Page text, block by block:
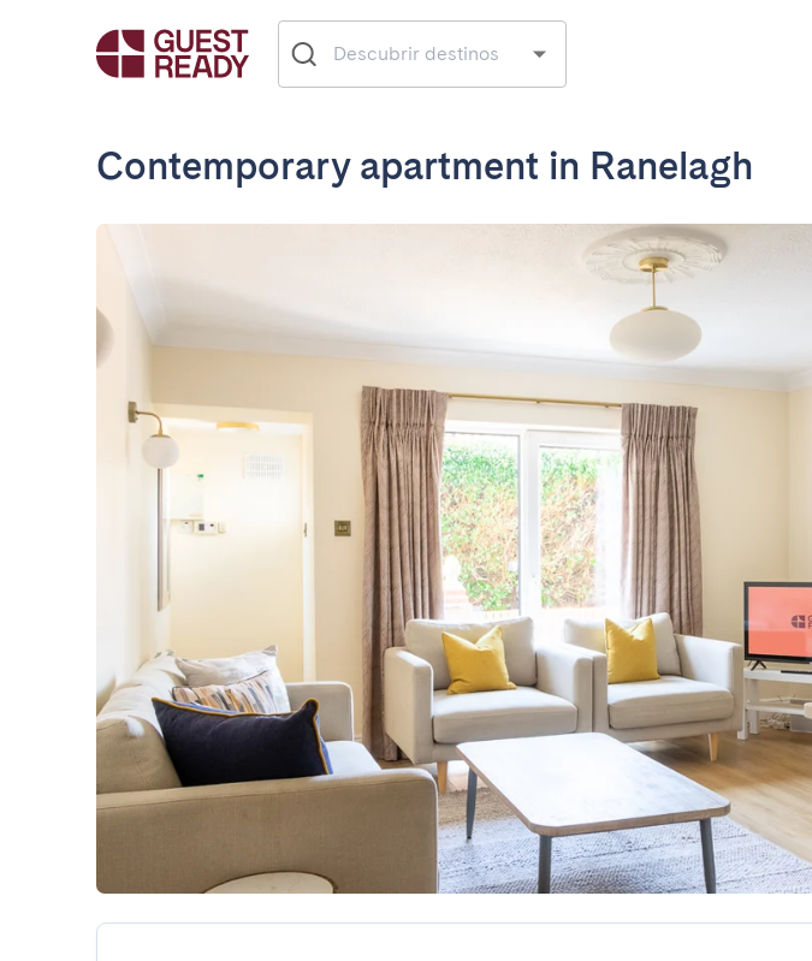
Contemporary apartment in Ranelagh